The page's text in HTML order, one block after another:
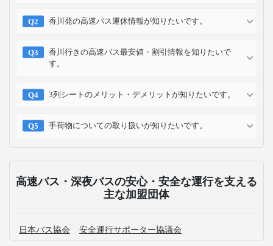
香川発の高速バス運休情報が知りたいです。
香川行きの高速バス最安値・割引情報を知りたいで
す。
3列シートのメリット・デメリットが知りたいです。
手荷物についての取り扱いが知りたいです。
高速バス・深夜バスの安心・安全な運行を支える
主な加盟団体
日本バス協会 安全運行サポーター協議会